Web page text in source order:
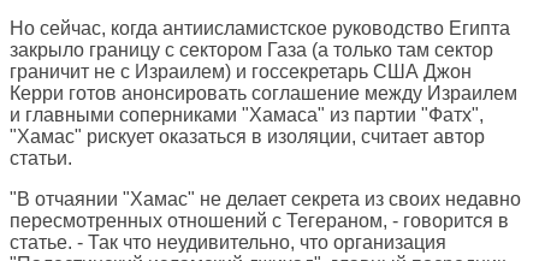
Но сейчас, когда антиисламистское руководство Египта
закрыло границу с сектором Газа (а только там сектор
граничит не с Израилем) и госсекретарь США Джон
Керри готов анонсировать соглашение между Израилем
и главными соперниками "Хамаса" из партии "Фатх",
"Хамас" рискует оказаться в изоляции, считает автор
статьи.
"В отчаянии "Хамас" не делает секрета из своих недавно
пересмотренных отношений с Тегераном, - говорится в
статье. - Так что неудивительно, что организация